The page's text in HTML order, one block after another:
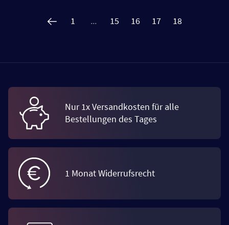
1 ... 15 16 17 18
Nur 1x Versandkosten für alle
Bestellungen des Tages
1 Monat Widerrufsrecht